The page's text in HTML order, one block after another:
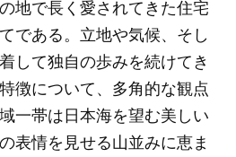
地で長く愛されてきた住宅
である。立地や気候、そし
して独自の歩みを続けてき
徴について、多角的な観点
一帯は日本海を望む美しい
表情を見せる山並みに恵ま